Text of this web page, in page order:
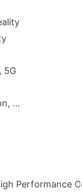
5G
…
Performance